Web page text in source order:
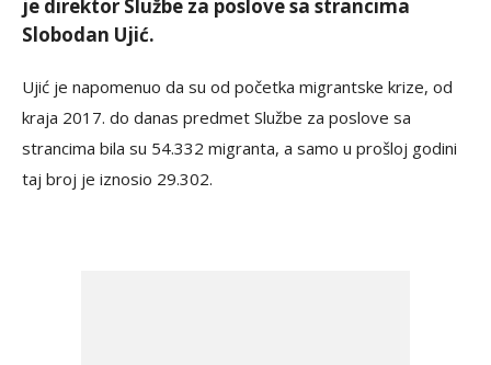
je direktor Službe za poslove sa strancima
Slobodan Ujić.
Ujić je napomenuo da su od početka migrantske krize, od
kraja 2017. do danas predmet Službe za poslove sa
strancima bila su 54.332 migranta, a samo u prošloj godini
taj broj je iznosio 29.302.